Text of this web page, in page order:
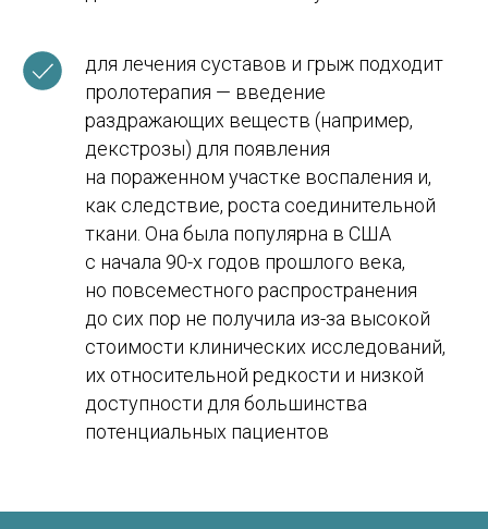
для лечения суставов и грыж подходит
пролотерапия — введение
раздражающих веществ (например,
декстрозы) для появления
на пораженном участке воспаления и,
как следствие, роста соединительной
ткани. Она была популярна в США
с начала 90-х годов прошлого века,
но повсеместного распространения
до сих пор не получила из-за высокой
стоимости клинических исследований,
их относительной редкости и низкой
доступности для большинства
потенциальных пациентов
Юридическая информация
Политика конфиденциальности